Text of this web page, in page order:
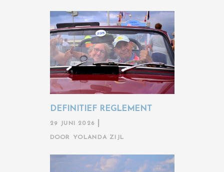
DEFINITIEF REGLEMENT
29 JUNI 2026
DOOR YOLANDA ZIJL